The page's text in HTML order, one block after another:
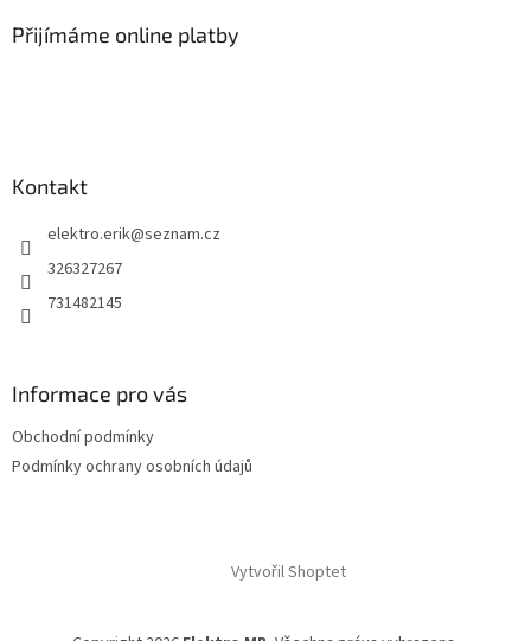
Přijímáme online platby
Kontakt
elektro.erik@seznam.cz
326327267
731482145
Informace pro vás
Obchodní podmínky
Podmínky ochrany osobních údajů
Vytvořil Shoptet